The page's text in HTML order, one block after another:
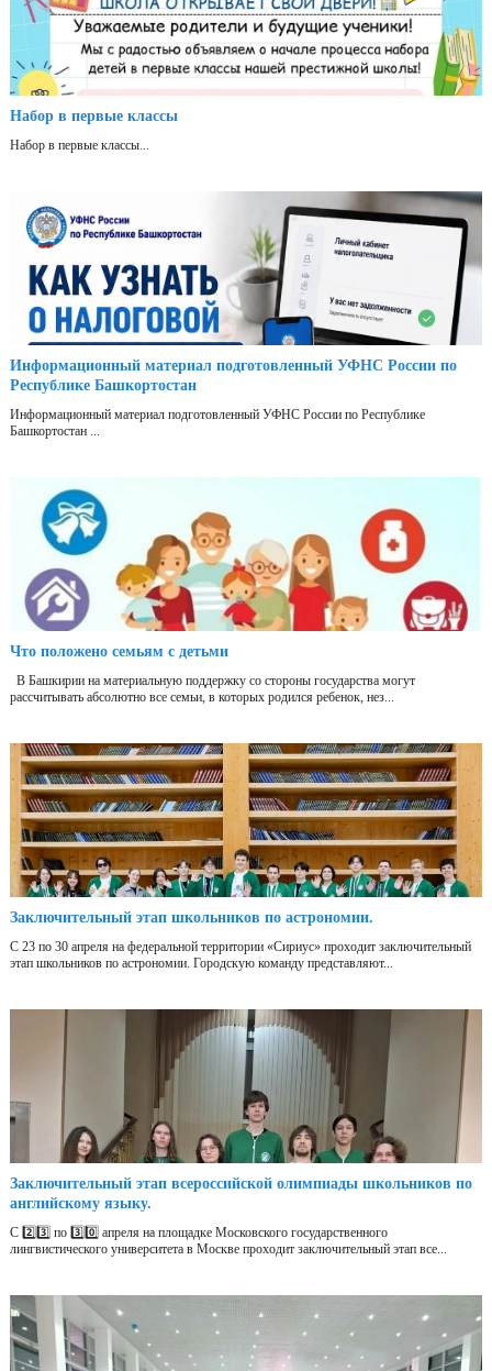
Набор в первые классы
Набор в первые классы...
Информационный материал подготовленный УФНС России по
Республике Башкортостан
Информационный материал подготовленный УФНС России по Республике
Башкортостан ...
Что положено семьям с детьми
В Башкирии на материальную поддержку со стороны государства могут
рассчитывать абсолютно все семьи, в которых родился ребенок, нез...
Заключительный этап школьников по астрономии.
С 23 по 30 апреля на федеральной территории «Сириус» проходит заключительный
этап школьников по астрономии. Городскую команду представляют...
Заключительный этап всероссийской олимпиады школьников по
английскому языку.
С 2️⃣3️⃣ по 3️⃣0️⃣ апреля на площадке Московского государственного
лингвистического университета в Москве проходит заключительный этап все...